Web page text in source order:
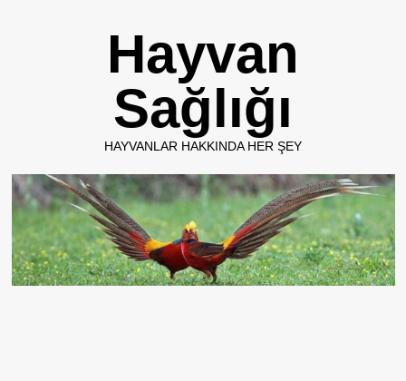
Hayvan
Sağlığı
HAYVANLAR HAKKINDA HER ŞEY